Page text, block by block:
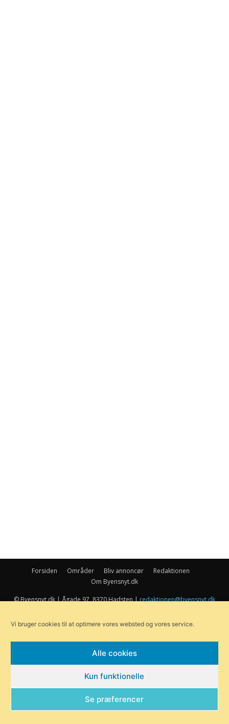
Forsiden Områder Bliv annoncør
Redaktionen
Om Byensnyt.dk
© Byensnyt.dk | Ågade 97, 8370 Hadsten |redaktionen@byensnyt.dk
Vi bruger cookies til at optimere vores websted og vores service.
Alle cookies
Kun funktionelle
Se præferencer